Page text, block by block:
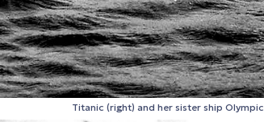
Titanic (right) and her sister ship Olympic